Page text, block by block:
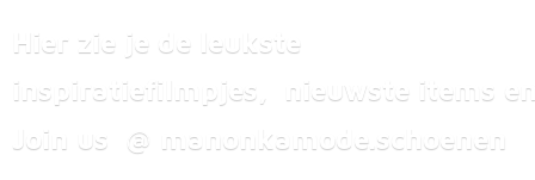
Hier zie je de leukste
inspiratiefilmpjes, nieuwste items
Join us @ manonkamode.schoenen